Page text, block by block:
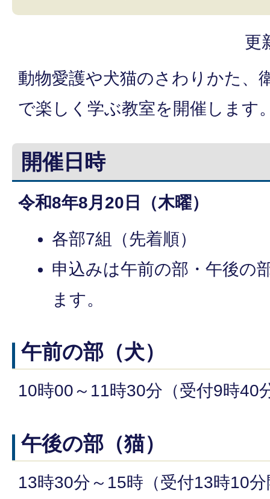
更
動物愛護や犬猫のさわりかた、
で楽しく学ぶ教室を開催します
開催日時
令和8年8月20日（木曜）
各部7組（先着順）
申込みは午前の部・午後の
ます。
午前の部（犬）
10時00～11時30分（受付9時40
午後の部（猫）
13時30分～15時（受付13時10